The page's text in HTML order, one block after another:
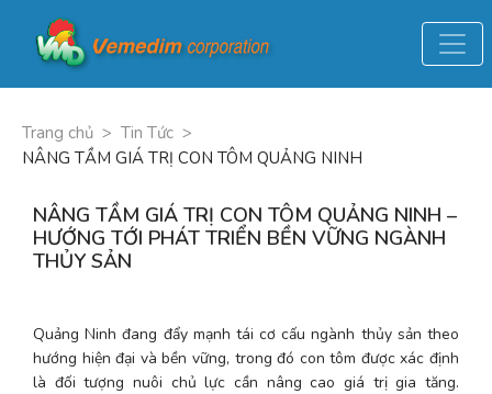
Trang chủ > Tin Tức >
NÂNG TẦM GIÁ TRỊ CON TÔM QUẢNG NINH
NÂNG TẦM GIÁ TRỊ CON TÔM QUẢNG NINH –
HƯỚNG TỚI PHÁT TRIỂN BỀN VỮNG NGÀNH
THỦY SẢN
Quảng Ninh đang đẩy mạnh tái cơ cấu ngành thủy sản theo
hướng hiện đại và bền vững, trong đó con tôm được xác định
là đối tượng nuôi chủ lực cần nâng cao giá trị gia tăng.